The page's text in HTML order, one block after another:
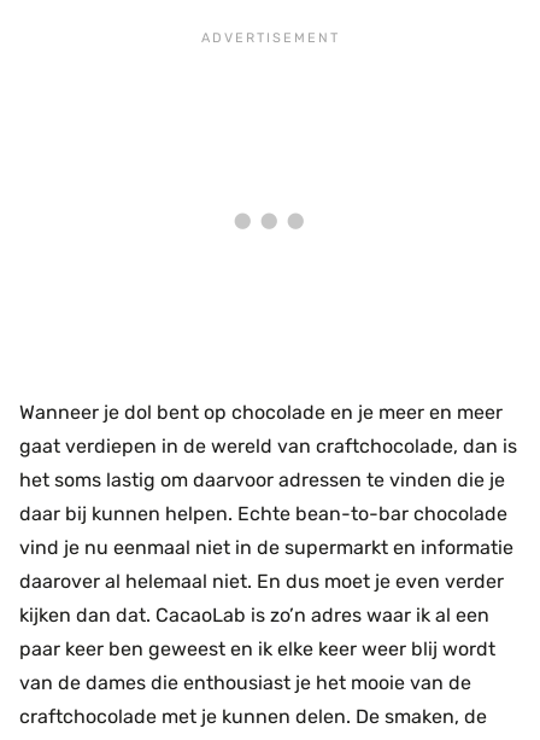
Wanneer je dol bent op chocolade en je meer en meer
gaat verdiepen in de wereld van craftchocolade, dan is
het soms lastig om daarvoor adressen te vinden die je
daar bij kunnen helpen. Echte bean-to-bar chocolade
vind je nu eenmaal niet in de supermarkt en informatie
daarover al helemaal niet. En dus moet je even verder
kijken dan dat. CacaoLab is zo’n adres waar ik al een
paar keer ben geweest en ik elke keer weer blij wordt
van de dames die enthousiast je het mooie van de
craftchocolade met je kunnen delen. De smaken, de